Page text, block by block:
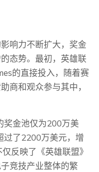
响力不断扩大，奖金
态势。最初，英雄联
的直接投入，随着赛
商和观众参与其中，
奖金池仅为200万美
过了2200万美元，增
反映了《英雄联盟》
竞技产业整体的繁